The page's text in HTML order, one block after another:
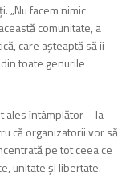
„Nu facem nimic
comunitate, a
care așteaptă să îi
toate genurile
ales întâmplător – la
că organizatorii vor să
pe tot ceea ce
unitate și libertate.